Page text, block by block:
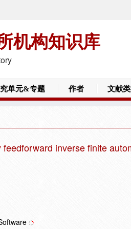
机构知识库
单元&专题 作者 文献
inverse finite